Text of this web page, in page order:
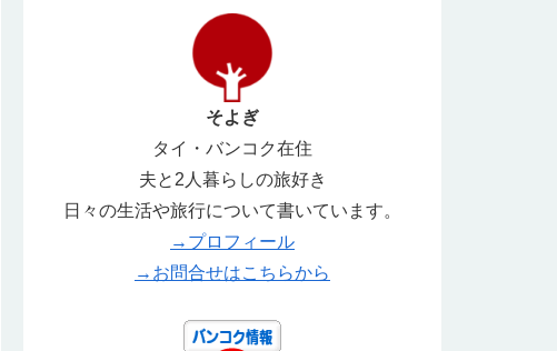
そよぎ
タイ・バンコク在住
夫と2人暮らしの旅好き
日々の生活や旅行について書いています。
→プロフィール
→お問合せはこちらから